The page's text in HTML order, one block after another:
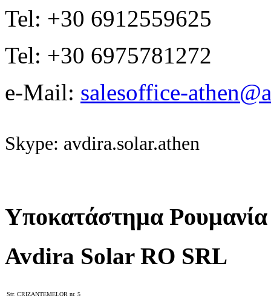
Tel: +30 6912559625
Tel: +30 6975781272
e-Mail: salesoffice-
Skype: avdira.solar.athen
Υποκατάστημα Ρουμανία
Avdira Solar RO SRL
Str. CRIZANTEMELOR nr. 5